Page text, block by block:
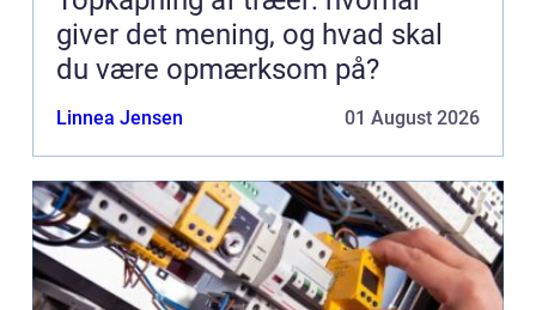
giver det mening, og hvad skal
du være opmærksom på?
Linnea Jensen 01 August 2026